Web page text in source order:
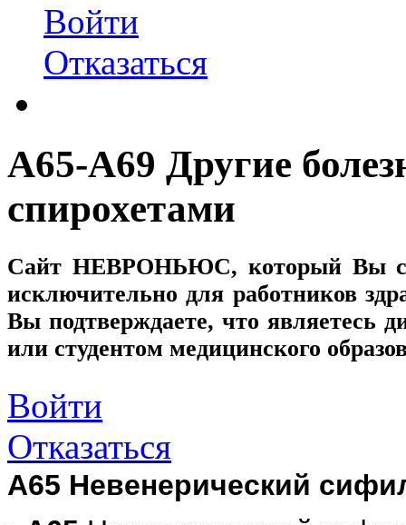
Войти
Отказаться
A65-A69 Другие
спирохетами
Сайт НЕВРОНЬЮС, который Вы
исключительно для работников
Вы подтверждаете, что являетесь
или студентом медицинского
Войти
Отказаться
A65 Невенерический